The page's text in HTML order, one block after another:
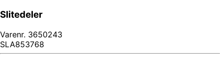
Slitedeler
Varenr. 3650243
SLA853768